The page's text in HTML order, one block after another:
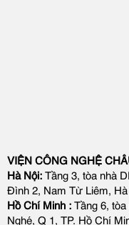
VIỆN CÔNG NGHỆ
Hà Nội: Tầng 3, tòa nhà
Đình 2, Nam Từ Liêm, Hà
Hồ Chí Minh : Tầng 6,
Nghé, Q 1, TP. Hồ Chí